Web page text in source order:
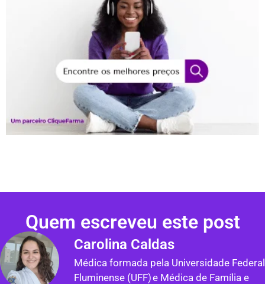
Quem escreveu este post
Carolina Caldas
Médica formada pela Universidade Federal
Fluminense (UFF) e Médica de Família e